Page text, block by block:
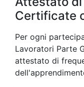
Certificate
Per ogni
Lavoratori Parte
attestato di